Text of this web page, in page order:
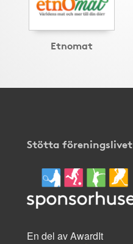
Etnomat
Stötta föreningslivet
En del av AwardIt